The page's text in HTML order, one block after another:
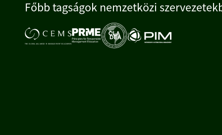
Főbb tagságok nemzetközi